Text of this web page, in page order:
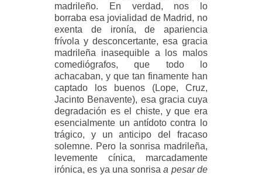
madrileño. En verdad, nos lo
borraba esa jovialidad de Madrid, no
exenta de ironía, de apariencia
frívola y desconcertante, esa gracia
madrileña inasequible a los malos
comediógrafos, que todo lo
achacaban, y que tan finamente han
captado los buenos (Lope, Cruz,
Jacinto Benavente), esa gracia cuya
degradación es el chiste, y que era
esencialmente un antídoto contra lo
trágico, y un anticipo del fracaso
solemne. Pero la sonrisa madrileña,
levemente cínica, marcadamente
irónica, es ya una sonrisa a pesar de